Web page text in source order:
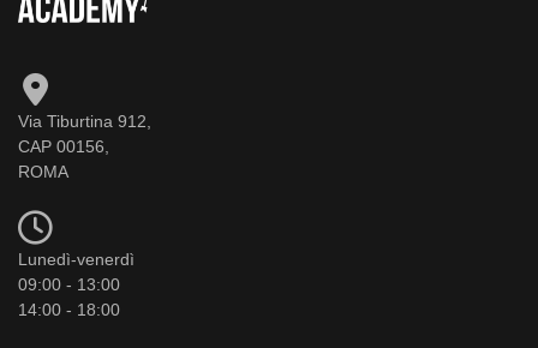
Via Tiburtina 912,
CAP 00156,
ROMA
Lunedì-venerdì
09:00 - 13:00
14:00 - 18:00